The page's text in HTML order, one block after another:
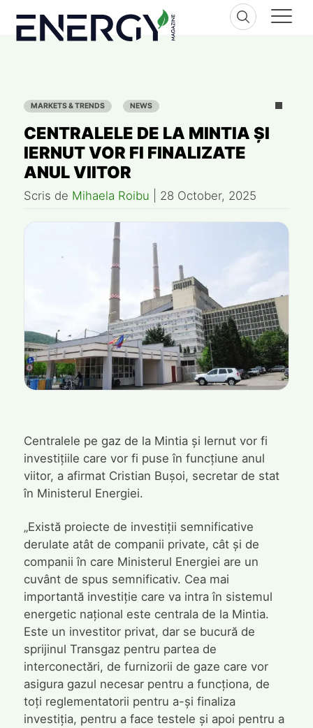
content
MARKETS & TRENDS NEWS
CENTRALELE DE LA MINTIA ȘI
IERNUT VOR FI FINALIZATE
ANUL VIITOR
Scris de Mihaela Roibu 28 October, 2025
Centralele pe gaz de la Mintia și Iernut vor fi
investițiile care vor fi puse în funcțiune anul
viitor, a afirmat Cristian Bușoi, secretar de stat
în Ministerul Energiei.
„Există proiecte de investiții semnificative
derulate atât de companii private, cât și de
companii în care Ministerul Energiei are un
cuvânt de spus semnificativ. Cea mai
importantă investiție care va intra în sistemul
energetic național este centrala de la Mintia.
Este un investitor privat, dar se bucură de
sprijinul Transgaz pentru partea de
interconectări, de furnizorii de gaze care vor
asigura gazul necesar pentru a funcționa, de
toți reglementatorii pentru a-și finaliza
investiția, pentru a face testele și apoi pentru a